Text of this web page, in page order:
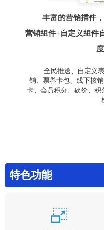
丰富的营销插件
营销组件+自定义组件
全民推送、自定义
销、票券卡包、线下核
卡、会员积分、砍价、积
特色功能